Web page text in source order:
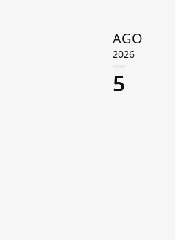
AGO
2026
5